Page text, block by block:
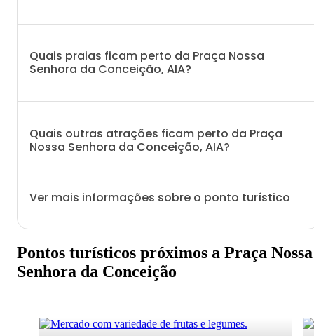
Quais praias ficam perto da Praça Nossa
Senhora da Conceição, AIA?
Quais outras atrações ficam perto da Praça
Nossa Senhora da Conceição, AIA?
Ver mais informações sobre o ponto turístico
Pontos turísticos próximos a Praça Nossa
Senhora da Conceição